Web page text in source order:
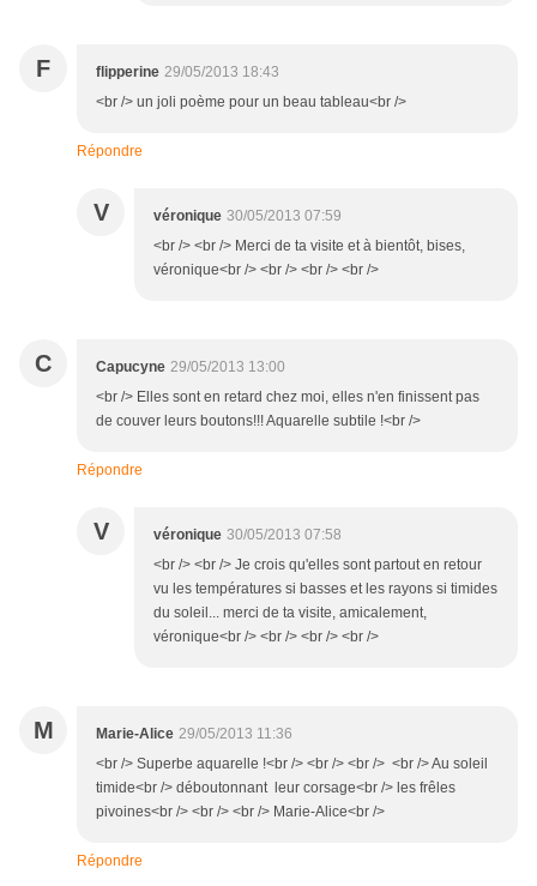
F flipperine 29/05/2013 18:43
<br /> un joli poème pour un beau tableau<br />
Répondre
V véronique 30/05/2013 07:59
<br /> <br /> Merci de ta visite et à bientôt, bises,
véronique<br /> <br /> <br /> <br />
C Capucyne 29/05/2013 13:00
<br /> Elles sont en retard chez moi, elles n'en finissent pas
de couver leurs boutons!!! Aquarelle subtile !<br />
Répondre
V véronique 30/05/2013 07:58
<br /> <br /> Je crois qu'elles sont partout en retour
vu les températures si basses et les rayons si timides
du soleil... merci de ta visite, amicalement,
véronique<br /> <br /> <br /> <br />
M Marie-Alice 29/05/2013 11:36
<br /> Superbe aquarelle !<br /> <br /> <br /> <br /> Au soleil
timide<br /> déboutonnant leur corsage<br /> les frêles
pivoines<br /> <br /> <br /> Marie-Alice<br />
Répondre